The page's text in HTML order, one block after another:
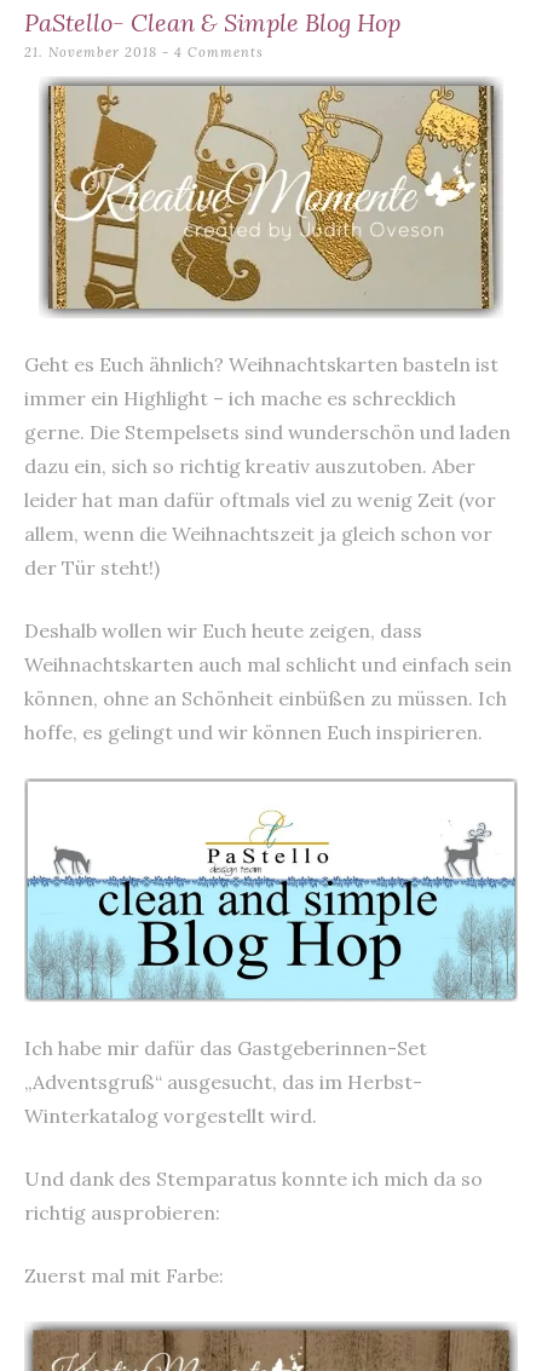
PaStello- Clean & Simple Blog Hop
21. November 2018 4 Comments
Geht es Euch ähnlich? Weihnachtskarten basteln ist
immer ein Highlight – ich mache es schrecklich
gerne. Die Stempelsets sind wunderschön und laden
dazu ein, sich so richtig kreativ auszutoben. Aber
leider hat man dafür oftmals viel zu wenig Zeit (vor
allem, wenn die Weihnachtszeit ja gleich schon vor
der Tür steht!)
Deshalb wollen wir Euch heute zeigen, dass
Weihnachtskarten auch mal schlicht und einfach sein
können, ohne an Schönheit einbüßen zu müssen. Ich
hoffe, es gelingt und wir können Euch inspirieren.
Ich habe mir dafür das Gastgeberinnen-Set
„Adventsgruß“ ausgesucht, das im Herbst-
Winterkatalog vorgestellt wird.
Und dank des Stemparatus konnte ich mich da so
richtig ausprobieren:
Zuerst mal mit Farbe: